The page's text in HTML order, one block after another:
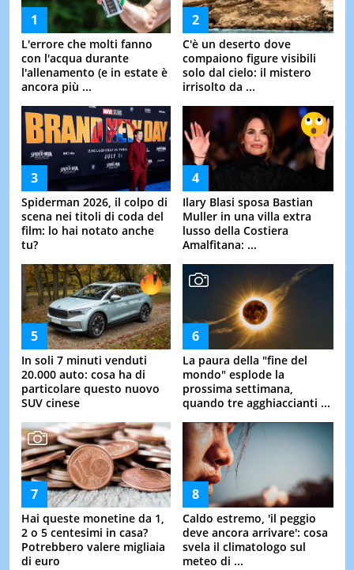
L'errore che molti fanno
con l'acqua durante
l'allenamento (e in estate è
ancora più ...
C'è un deserto dove
compaiono figure visibili
solo dal cielo: il mistero
irrisolto da ...
Spiderman 2026, il colpo di
scena nei titoli di coda del
film: lo hai notato anche
tu?
Ilary Blasi sposa Bastian
Muller in una villa extra
lusso della Costiera
Amalfitana: ...
In soli 7 minuti venduti
20.000 auto: cosa ha di
particolare questo nuovo
SUV cinese
La paura della "fine del
mondo" esplode la
prossima settimana,
quando tre agghiaccianti ...
Hai queste monetine da 1,
2 o 5 centesimi in casa?
Potrebbero valere migliaia
di euro
Caldo estremo, 'il peggio
deve ancora arrivare': cosa
svela il climatologo sul
meteo di ...